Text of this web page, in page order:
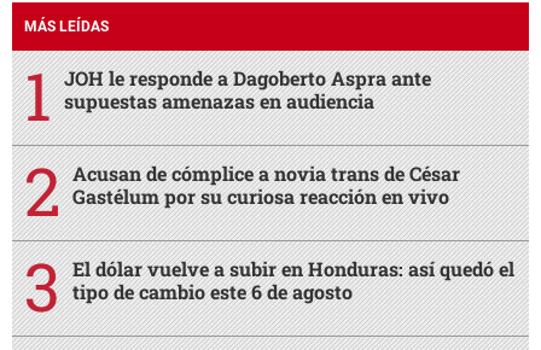
MÁS LEÍDAS
JOH le responde a Dagoberto Aspra ante
supuestas amenazas en audiencia
Acusan de cómplice a novia trans de César
Gastélum por su curiosa reacción en vivo
El dólar vuelve a subir en Honduras: así quedó el
tipo de cambio este 6 de agosto